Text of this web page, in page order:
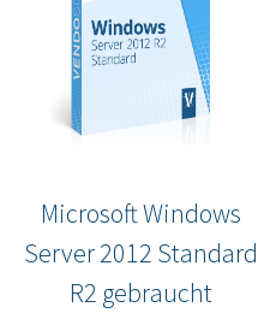
Microsoft Windows
Server 2012 Standard
R2 gebraucht